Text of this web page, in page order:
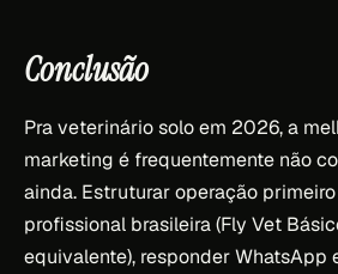
Conclusão
Pra veterinário solo em 2026, a
marketing é frequentemente não
ainda. Estruturar operação
profissional brasileira (Fly Vet
equivalente), responder WhatsApp